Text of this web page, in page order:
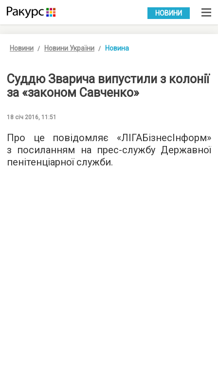
УКР РУС
НОВИНИ
Новини Новини України Новина
Суддю Зварича випустили з колонії
за «законом Савченко»
18 січ 2016, 11:51
Про це повідомляє «ЛІГАБізнесІнформ»
з посиланням на прес-службу Державної
пенітенціарної служби.